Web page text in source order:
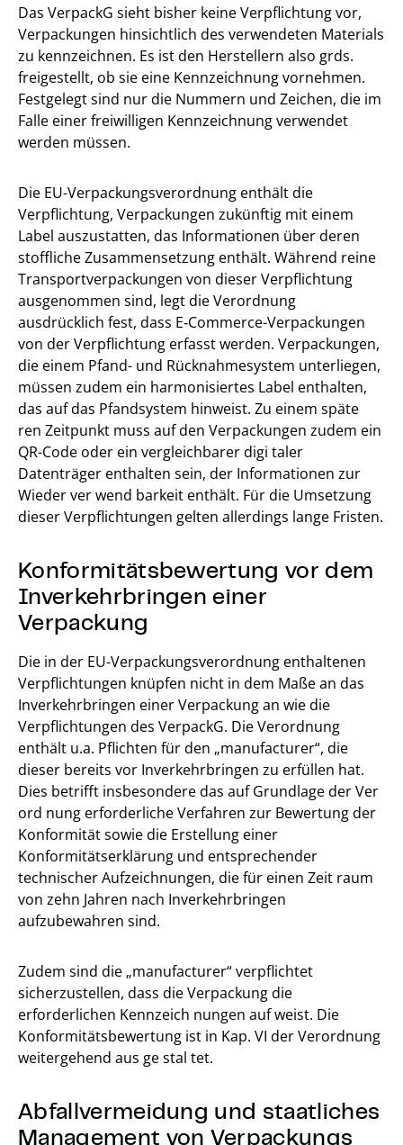
Das VerpackG sieht bisher keine Verpflichtung vor,
Verpackungen hinsichtlich des verwendeten Materials
zu kennzeichnen. Es ist den Herstellern also grds.
freigestellt, ob sie eine Kennzeichnung vornehmen.
Festgelegt sind nur die Nummern und Zeichen, die im
Falle einer freiwilligen Kennzeichnung verwendet
werden müssen.
Die EU-Verpackungsverordnung enthält die
Verpflichtung, Verpackungen zukünftig mit einem
Label auszustatten, das Informationen über deren
stoffliche Zusammensetzung enthält. Während reine
Transportverpackungen von dieser Verpflichtung
ausgenommen sind, legt die Verordnung
ausdrücklich fest, dass E‑Commerce-Verpackungen
von der Verpflichtung erfasst werden. Verpackungen,
die einem Pfand- und Rücknahmesystem unterliegen,
müssen zudem ein harmonisiertes Label enthalten,
das auf das Pfandsystem hinweist. Zu einem späte
ren Zeitpunkt muss auf den Verpackungen zudem ein
QR-Code oder ein vergleichbarer digi taler
Datenträger enthalten sein, der Informationen zur
Wieder ver wend barkeit enthält. Für die Umsetzung
dieser Verpflichtungen gelten allerdings lange Fristen.
Konformitätsbewertung vor dem
Inverkehrbringen einer
Verpackung
Die in der EU-Verpackungsverordnung enthaltenen
Verpflichtungen knüpfen nicht in dem Maße an das
Inverkehrbringen einer Verpackung an wie die
Verpflichtungen des VerpackG. Die Verordnung
enthält u.a. Pflichten für den „manufacturer“, die
dieser bereits vor Inverkehrbringen zu erfüllen hat.
Dies betrifft insbesondere das auf Grundlage der Ver
ord nung erforderliche Verfahren zur Bewertung der
Konformität sowie die Erstellung einer
Konformitätserklärung und entsprechender
technischer Aufzeichnungen, die für einen Zeit raum
von zehn Jahren nach Inverkehrbringen
aufzubewahren sind.
Zudem sind die „manufacturer“ verpflichtet
sicherzustellen, dass die Verpackung die
erforderlichen Kennzeich nungen auf weist. Die
Konformitätsbewertung ist in Kap. VI der Verordnung
weitergehend aus ge stal tet.
Abfallvermeidung und staatliches
Management von Verpackungs